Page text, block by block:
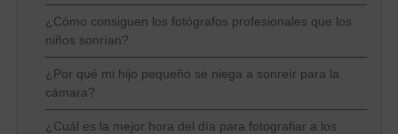
¿Cómo consiguen los fotógrafos profesionales que los
niños sonrían?
¿Por qué mi hijo pequeño se niega a sonreír para la
cámara?
¿Cuál es la mejor hora del día para fotografiar a los